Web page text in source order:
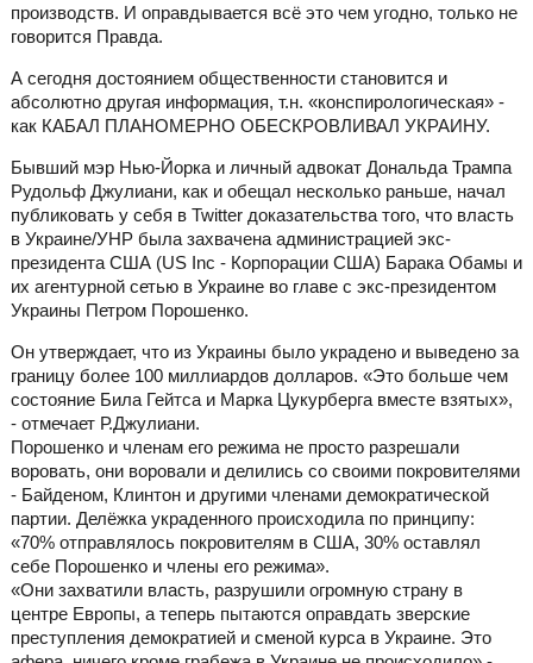
производств. И оправдывается всё это чем угодно, только не
говорится Правда.
А сегодня достоянием общественности становится и
абсолютно другая информация, т.н. «конспирологическая» -
как КАБАЛ ПЛАНОМЕРНО ОБЕСКРОВЛИВАЛ УКРАИНУ.
Бывший мэр Нью-Йорка и личный адвокат Дональда Трампа
Рудольф Джулиани, как и обещал несколько раньше, начал
публиковать у себя в Twitter доказательства того, что власть
в Украине/УНР была захвачена администрацией экс-
президента США (US Inc - Корпорации США) Барака Обамы и
их агентурной сетью в Украине во главе с экс-президентом
Украины Петром Порошенко.
Он утверждает, что из Украины было украдено и выведено за
границу более 100 миллиардов долларов. «Это больше чем
состояние Била Гейтса и Марка Цукурберга вместе взятых»,
- отмечает Р.Джулиани.
Порошенко и членам его режима не просто разрешали
воровать, они воровали и делились со своими покровителями
- Байденом, Клинтон и другими членами демократической
партии. Делёжка украденного происходила по принципу:
«70% отправлялось покровителям в США, 30% оставлял
себе Порошенко и члены его режима».
«Они захватили власть, разрушили огромную страну в
центре Европы, а теперь пытаются оправдать зверские
преступления демократией и сменой курса в Украине. Это